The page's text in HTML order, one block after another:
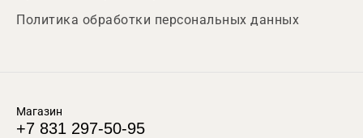
Политика обработки персональных данных
Магазин
+7 831 297-50-95